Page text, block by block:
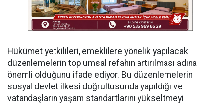
Hükümet yetkilileri, emeklilere yönelik yapılacak
düzenlemelerin toplumsal refahın artırılması adına
önemli olduğunu ifade ediyor. Bu düzenlemelerin
sosyal devlet ilkesi doğrultusunda yapıldığı ve
vatandaşların yaşam standartlarını yükseltmeyi